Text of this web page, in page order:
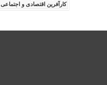
کارآفرین اقتصادی و اجتماعی